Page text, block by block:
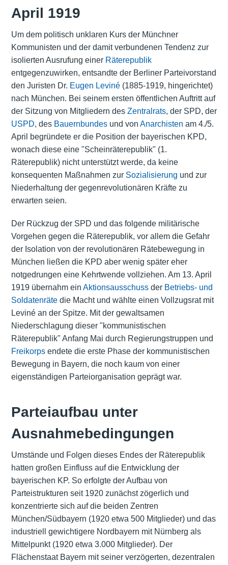
April 1919
Um dem politisch unklaren Kurs der Münchner
Kommunisten und der damit verbundenen Tendenz zur
isolierten Ausrufung einer Räterepublik
entgegenzuwirken, entsandte der Berliner Parteivorstand
den Juristen Dr. Eugen Leviné(1885-1919, hingerichtet)
nach München. Bei seinem ersten öffentlichen Auftritt auf
der Sitzung von Mitgliedern des Zentralrats, der SPD, der
USPD, des Bauernbundesund von Anarchisten am 4./5.
April begründete er die Position der bayerischen KPD,
wonach diese eine "Scheinräterepublik" (1.
Räterepublik) nicht unterstützt werde, da keine
konsequenten Maßnahmen zur Sozialisierung und zur
Niederhaltung der gegenrevolutionären Kräfte zu
erwarten seien.
Der Rückzug der SPD und das folgende militärische
Vorgehen gegen die Räterepublik, vor allem die Gefahr
der Isolation von der revolutionären Rätebewegung in
München ließen die KPD aber wenig später eher
notgedrungen eine Kehrtwende vollziehen. Am 13. April
1919 übernahm ein Aktionsausschussder Betriebs- und
Soldatenrätedie Macht und wählte einen Vollzugsrat mit
Leviné an der Spitze. Mit der gewaltsamen
Niederschlagung dieser "kommunistischen
Räterepublik" Anfang Mai durch Regierungstruppen und
Freikorpsendete die erste Phase der kommunistischen
Bewegung in Bayern, die noch kaum von einer
eigenständigen Parteiorganisation geprägt war.
Parteiaufbau unter
Ausnahmebedingungen
Umstände und Folgen dieses Endes der Räterepublik
hatten großen Einfluss auf die Entwicklung der
bayerischen KP. So erfolgte der Aufbau von
Parteistrukturen seit 1920 zunächst zögerlich und
konzentrierte sich auf die beiden Zentren
München/Südbayern (1920 etwa 500 Mitglieder) und das
industriell gewichtigere Nordbayern mit Nürnberg als
Mittelpunkt (1920 etwa 3.000 Mitglieder). Der
Flächenstaat Bayern mit seiner verzögerten, dezentralen